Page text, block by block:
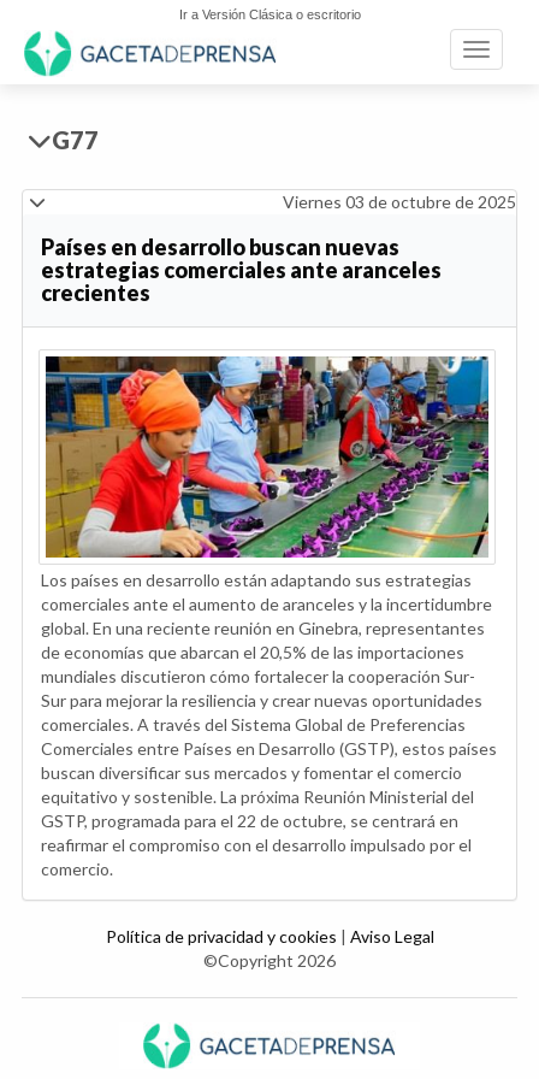
Ir a Versión Clásica o escritorio
Toggle
G77
Viernes 03 de octubre de 2025
Países en desarrollo buscan nuevas
estrategias comerciales ante aranceles
crecientes
Los países en desarrollo están adaptando sus estrategias
comerciales ante el aumento de aranceles y la incertidumbre
global. En una reciente reunión en Ginebra, representantes
de economías que abarcan el 20,5% de las importaciones
mundiales discutieron cómo fortalecer la cooperación Sur-
Sur para mejorar la resiliencia y crear nuevas oportunidades
comerciales. A través del Sistema Global de Preferencias
Comerciales entre Países en Desarrollo (GSTP), estos países
buscan diversificar sus mercados y fomentar el comercio
equitativo y sostenible. La próxima Reunión Ministerial del
GSTP, programada para el 22 de octubre, se centrará en
reafirmar el compromiso con el desarrollo impulsado por el
comercio.
Política de privacidad y cookies | Aviso Legal
©Copyright 2026